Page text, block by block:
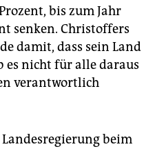
bis zum Jahr
senken. Christoffers
damit, dass sein Land
es nicht für alle daraus
verantwortlich
beim